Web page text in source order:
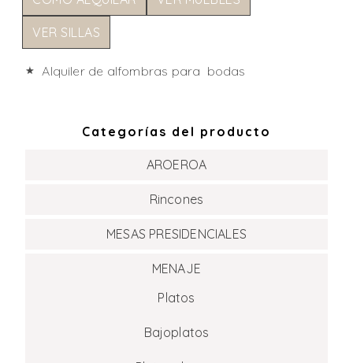
VER SILLAS
Alquiler de alfombras para bodas
Categorías del producto
AROEROA
Rincones
MESAS PRESIDENCIALES
MENAJE
Platos
Bajoplatos